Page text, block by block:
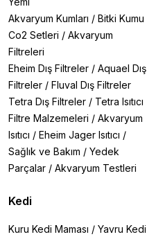
Akvaryum Kumları / Bitki Kumu
Co2 Setleri / Akvaryum
Filtreleri
Eheim Dış Filtreler / Aquael Dış
Filtreler / Fluval Dış Filtreler
Tetra Dış Filtreler / Tetra Isıtıcı
Filtre Malzemeleri / Akvaryum
Isıtıcı / Eheim Jager Isıtıcı /
Sağlık ve Bakım / Yedek
Parçalar / Akvaryum Testleri
Kedi
Kuru Kedi Maması / Yavru Kedi